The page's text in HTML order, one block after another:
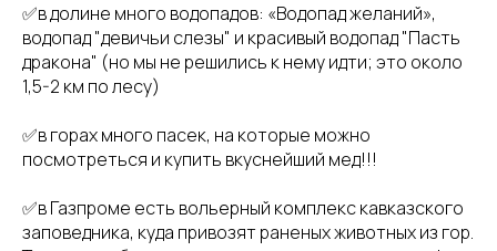
✅в долине много водопадов: «Водопад желаний»,
водопад "девичьи слезы" и красивый водопад "Пасть
дракона" (но мы не решились к нему идти; это около
1,5-2 км по лесу)
✅в горах много пасек, на которые можно
посмотреться и купить вкуснейший мед!!!
✅в Газпроме есть вольерный комплекс кавказского
заповедника, куда привозят раненых животных из гор.